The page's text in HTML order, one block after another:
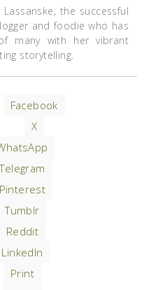
Lassanske, the successful
and foodie who has
many with her vibrant
storytelling.
Facebook
X
Telegram
Pinterest
Tumblr
Reddit
LinkedIn
Print